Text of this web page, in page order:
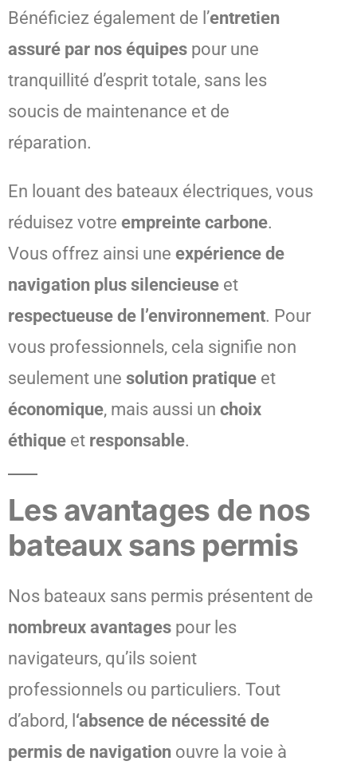
Bénéficiez également de l’entretien
assuré par nos équipes pour une
tranquillité d’esprit totale, sans les
soucis de maintenance et de
réparation.
En louant des bateaux électriques, vous
réduisez votre empreinte carbone.
Vous offrez ainsi une expérience de
navigation plus silencieuse et
respectueuse de l’environnement. Pour
vous professionnels, cela signifie non
seulement une solution pratique et
économique, mais aussi un choix
éthique et responsable.
Les avantages de nos
bateaux sans permis
Nos bateaux sans permis présentent de
nombreux avantages pour les
navigateurs, qu’ils soient
professionnels ou particuliers. Tout
d’abord, l ‘absence de nécessité de
permis de navigation ouvre la voie à